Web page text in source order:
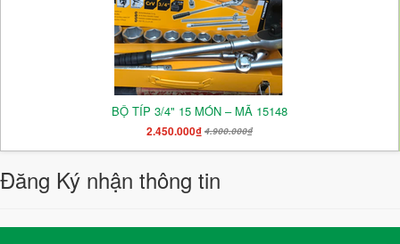
BỘ TÍP 3/4" 15 MÓN – MÃ 15148
2.450.000₫ 4.900.000₫
Đăng Ký nhận thông tin